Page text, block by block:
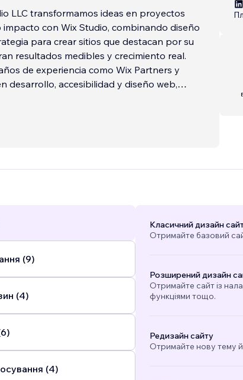
LLC transformamos ideas en proyectos
con Wix Studio, combinando diseño
para crear sitios que destacan por su
resultados medibles y crecimiento real.
de experiencia como Wix Partners y
desarrollo, accesibilidad y diseño web,
(9)
(4)
(4)
Класичний дизайн
Отримайте базовий
Розширений дизайн
Отримайте сайт із
функціями тощо.
Редизайн сайту
Отримайте нову тему